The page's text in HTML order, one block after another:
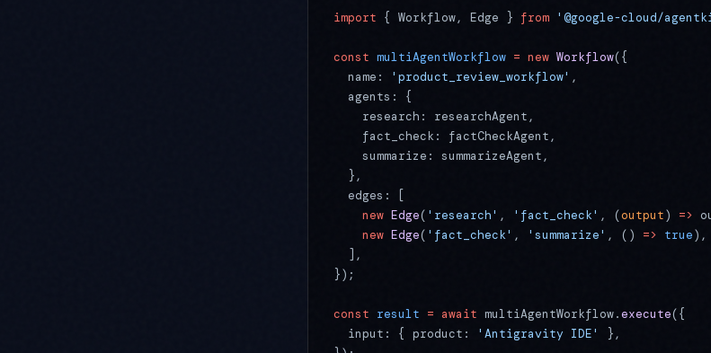
import { Workflow, Edge } from '@google-cloud/
const multiAgentWorkflow = new Workflow({
  name:
'product_review_workflow' ,
  agents: {
    research: researchAgent,
    fact_check: factCheckAgent,
    summarize: summarizeAgent,
  },
  edges: [
    new
Edge( 'research' , 'fact_check' , (output) =>
    new
Edge( 'fact_check' , 'summarize' , () => true),
  ],
});
const result = await multiAgentWorkflow.execute({
  input: { product:
'Antigravity IDE'
},